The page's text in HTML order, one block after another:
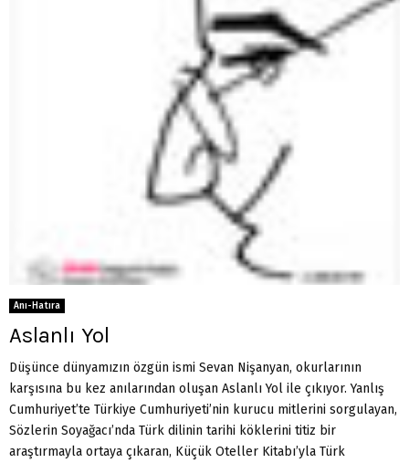
Anı-Hatıra
Aslanlı Yol
Düşünce dünyamızın özgün ismi Sevan Nişanyan, okurlarının
karşısına bu kez anılarından oluşan Aslanlı Yol ile çıkıyor. Yanlış
Cumhuriyet’te Türkiye Cumhuriyeti’nin kurucu mitlerini sorgulayan,
Sözlerin Soyağacı’nda Türk dilinin tarihi köklerini titiz bir
araştırmayla ortaya çıkaran, Küçük Oteller Kitabı’yla Türk